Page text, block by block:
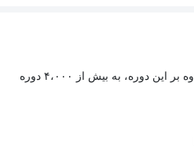
با خرید اشتراک مکتب‌پلاس، علاوه بر این دوره، به بیش از ۴،۰۰۰ دوره